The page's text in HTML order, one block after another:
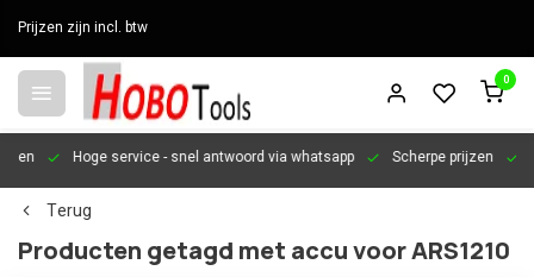
Prijzen zijn incl. btw
0
Hoge service- snel antwoord via whatsapp Scherpe prijzen
Terug
Producten getagd met accu voor ARS1210